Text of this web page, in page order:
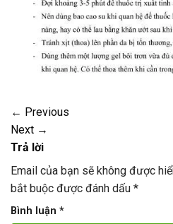
← Previous
Next →
Trả lời
Email của bạn sẽ không được
bắt buộc được đánh dấu *
Bình luận *